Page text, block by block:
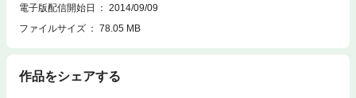
一彦・有賀郁敏・功刀俊雄・新井博・小石原美保・及川佑介・井上洋一・
時本識資・福井元
電子版配信開始日
2014/09/09
ファイルサイズ
78.05 MB
作品をシェアする